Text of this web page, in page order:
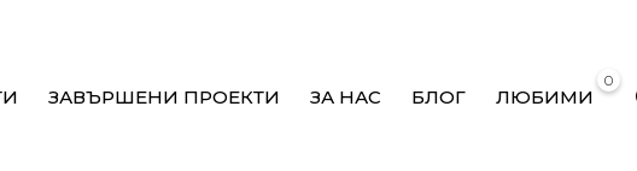
ЗАВЪРШЕНИ ПРОЕКТИ ЗА НАС БЛОГ
0
ЛЮБИМИ